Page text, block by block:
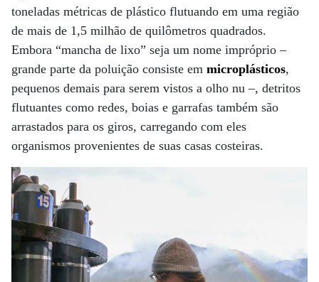
toneladas métricas de plástico flutuando em uma região
de mais de 1,5 milhão de quilômetros quadrados.
Embora “mancha de lixo” seja um nome impróprio –
grande parte da poluição consiste em microplásticos,
pequenos demais para serem vistos a olho nu –, detritos
flutuantes como redes, boias e garrafas também são
arrastados para os giros, carregando com eles
organismos provenientes de suas casas costeiras.